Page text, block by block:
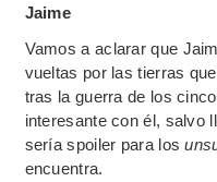
Jaime
Vamos a aclarar que
vueltas por las tierras
tras la guerra de los
interesante con él, salvo
sería spoiler para los
encuentra.